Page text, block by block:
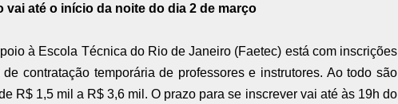
vai até o início da noite do dia 2 de março
à Escola Técnica do Rio de Janeiro (Faetec) está com inscrições
contratação temporária de professores e instrutores. Ao todo são
R$ 1,5 mil a R$ 3,6 mil. O prazo para se inscrever vai até às 19h do